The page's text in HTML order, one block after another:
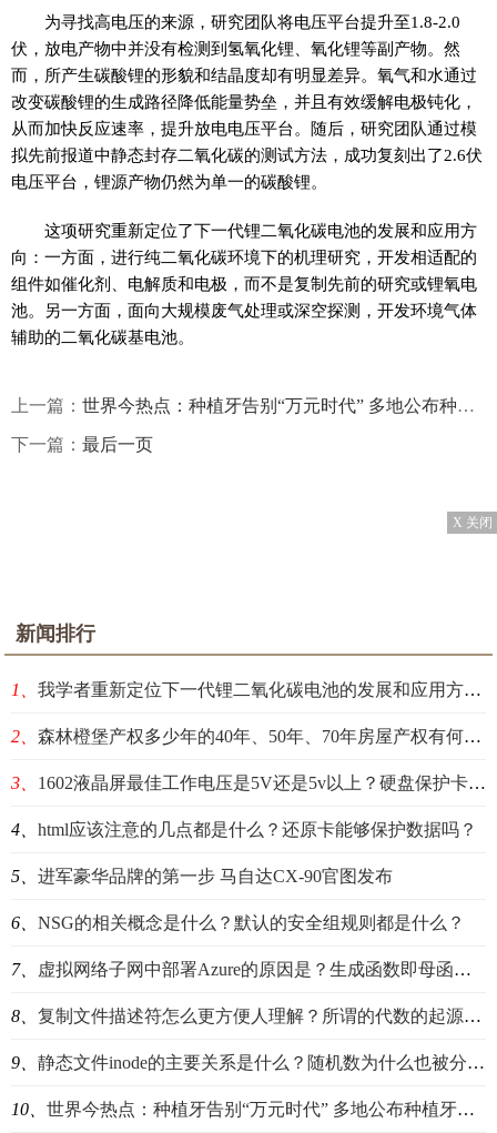
为寻找高电压的来源，研究团队将电压平台提升至1.8-2.0
伏，放电产物中并没有检测到氢氧化锂、氧化锂等副产物。然
而，所产生碳酸锂的形貌和结晶度却有明显差异。氧气和水通过
改变碳酸锂的生成路径降低能量势垒，并且有效缓解电极钝化，
从而加快反应速率，提升放电电压平台。随后，研究团队通过模
拟先前报道中静态封存二氧化碳的测试方法，成功复刻出了2.6伏
电压平台，锂源产物仍然为单一的碳酸锂。
这项研究重新定位了下一代锂二氧化碳电池的发展和应用方
向：一方面，进行纯二氧化碳环境下的机理研究，开发相适配的
组件如催化剂、电解质和电极，而不是复制先前的研究或锂氧电
池。另一方面，面向大规模废气处理或深空探测，开发环境气体
辅助的二氧化碳基电池。
上一篇： 世界今热点：种植牙告别“万元时代” 多地公布种植牙集采目标价格
下一篇： 最后一页
X 关闭
新闻排行
1、 我学者重新定位下一代锂二氧化碳电池的发展和应用方向 环球快资讯
2、 森林橙堡产权多少年的40年、50年、70年房屋产权有何区别 每日资讯
3、 1602液晶屏最佳工作电压是5V还是5v以上？硬盘保护卡的主要作用是？
4、 html应该注意的几点都是什么？还原卡能够保护数据吗？
5、 进军豪华品牌的第一步 马自达CX-90官图发布
6、 NSG的相关概念是什么？默认的安全组规则都是什么？
7、 虚拟网络子网中部署Azure的原因是？生成函数即母函数吗？
8、 复制文件描述符怎么更方便人理解？所谓的代数的起源是什么时候？
9、 静态文件inode的主要关系是什么？随机数为什么也被分为三类？
10、 世界今热点：种植牙告别“万元时代” 多地公布种植牙集采目标价格